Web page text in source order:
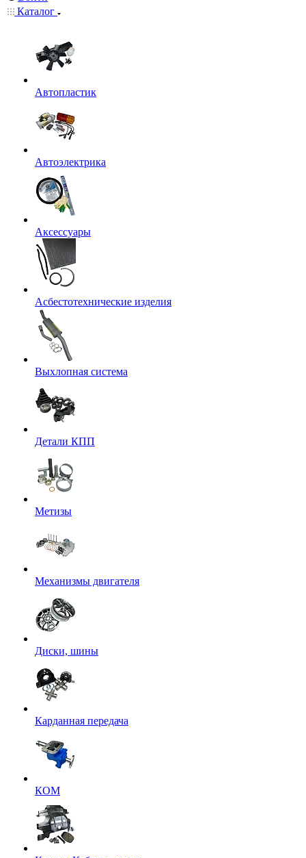
Каталог
Автопластик
Автоэлектрика
Аксессуары
Асбестотехнические изделия
Выхлопная система
Детали КПП
Метизы
Механизмы двигателя
Диски, шины
Карданная передача
КОМ